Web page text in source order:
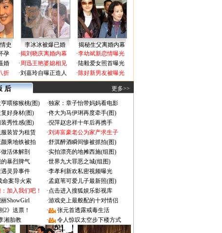
史 李冰冰被爆已婚
揭秘生父离婚内幕
孕
婚
折
·揭刘晓庆离婚内幕
·周迅王艳婆媳相见
·刘嘉玲自曝正造人
·李幼斌新恋情曝光
·陆毅爱女照首曝光
·陈好新男友被曝光
后 更多>>
喂猕猴桃(图) ·独家：章子怡带妈妈看电影
好身材(图) ·佟大为马伊琍再度牵手(图)
秀性感(图) ·倪萍赵忠祥十年后再携手
装皆为租赁 ·刘涛富豪老公为家产求生子
乘地铁被拍 ·舒淇醉酒瞬间惨被抓拍(图)
活体解剖 ·实拍漂亮的地摊西施(组图)
暴烈脾气 ·世界九大罪恶之城(组图)
灵异事件 ·李孝利新欢私密视频曝光
命案导火索 ·孟庭苇可爱儿子最新照(图)
加入我们吧！ ·点击进入搜狐娱乐影视库
ShowGirl ·游戏史上最般配的十对情侣
2》送票！ ·
张元首透露戒毒生活
湘胎教 · 令人惊叹太空步下楼方式